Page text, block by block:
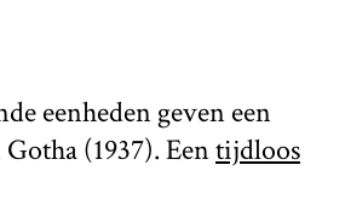
eenheden geven een
(1937). Eentijdloos